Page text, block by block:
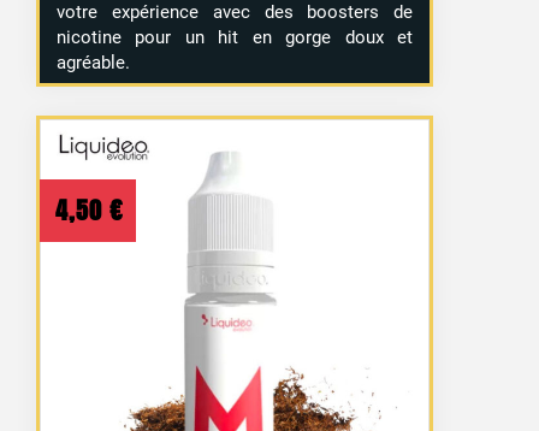
votre expérience avec des boosters de
nicotine pour un hit en gorge doux et
agréable.
4,50 €